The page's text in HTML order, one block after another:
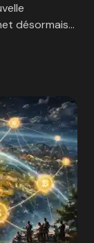
désormais…